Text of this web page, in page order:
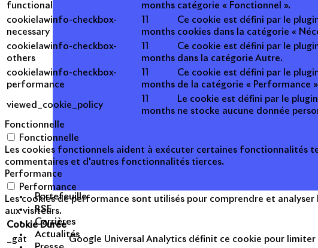
Portefeuille
RSE
Carrières
Actualités
functional
months catégorie « Fonctionnel ».
cookielawinfo-checkbox-
necessary
months
Ce cookie est défini par le
cookies dans la catégorie «
cookielawinfo-checkbox-
others
months
Ce cookie est défini par le
dans la catégorie Autre.
cookielawinfo-checkbox-
performance
months
Ce cookie est défini par le
de la catégorie « Performance
viewed_cookie_policy
months
Le cookie est défini par le
ne stocke aucune donnée
Fonctionnelle
Fonctionnelle
Les cookies fonctionnels aident à exécuter certaines fonctionnalités
commentaires et d'autres fonctionnalités tierces.
Performance
Performance
Les cookies de performance sont utilisés pour comprendre et
aux visiteurs.
Cookie Durée
_gat
Google Universal Analytics définit ce cookie pour